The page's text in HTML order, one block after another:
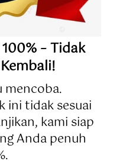
– Tidak
mencoba.
ini tidak sesuai
kami siap
Anda penuh